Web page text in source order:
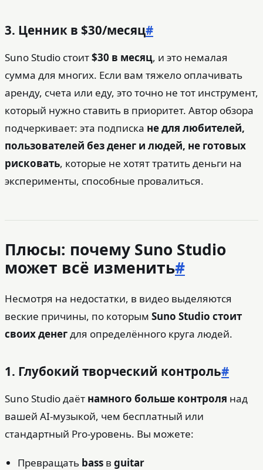
3. Ценник в $30/месяц#
Suno Studio стоит$30 в месяц, и это немалая
сумма для многих. Если вам тяжело оплачивать
аренду, счета или еду, это точно не тот инструмент,
который нужно ставить в приоритет. Автор обзора
подчеркивает: эта подписка не для любителей,
пользователей без денег и людей, не готовых
рисковать, которые не хотят тратить деньги на
эксперименты, способные провалиться.
Плюсы: почему Suno Studio
может всё изменить#
Несмотря на недостатки, в видео выделяются
веские причины, по которым Suno Studio стоит
своих денегдля определённого круга людей.
1. Глубокий творческий контроль#
Suno Studio даёт намного больше контроля над
вашей AI‑музыкой, чем бесплатный или
стандартный Pro‑уровень. Вы можете:
Превращать bassв guitar